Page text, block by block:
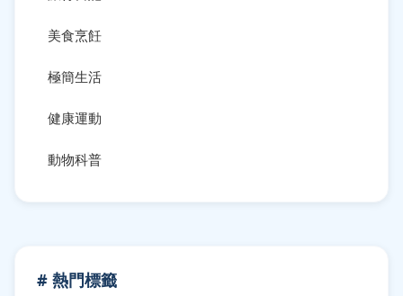
美食烹飪
極簡生活
健康運動
動物科普
# 熱門標籤